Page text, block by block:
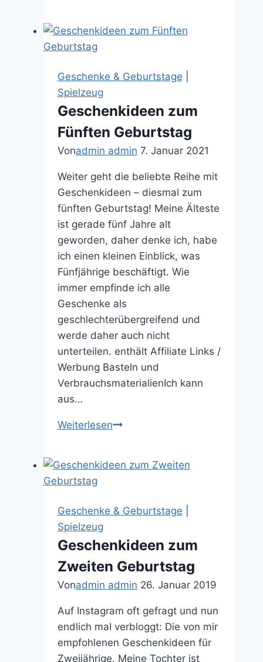
Geburtstag
Geschenke & Geburtstage
Spielzeug
Geschenkideen zum
Fünften Geburtstag
Vonadmin admin 7. Januar 2021
Weiter geht die beliebte Reihe mit
Geschenkideen – diesmal zum
fünften Geburtstag! Meine Älteste
ist gerade fünf Jahre alt
geworden, daher denke ich, habe
ich einen kleinen Einblick, was
Fünfjährige beschäftigt. Wie
immer empfinde ich alle
Geschenke als
geschlechterübergreifend und
werde daher auch nicht
unterteilen. enthält Affiliate Links /
Werbung Basteln und
VerbrauchsmaterialienIch kann
aus…
WeiterlesenGeschenkideen
Geburtstag
Geschenke & Geburtstage
Spielzeug
Geschenkideen zum
Zweiten Geburtstag
Vonadmin admin 26. Januar 2019
Auf Instagram oft gefragt und nun
endlich mal verbloggt: Die von mir
empfohlenen Geschenkideen für
Zweijährige. Meine Tochter ist